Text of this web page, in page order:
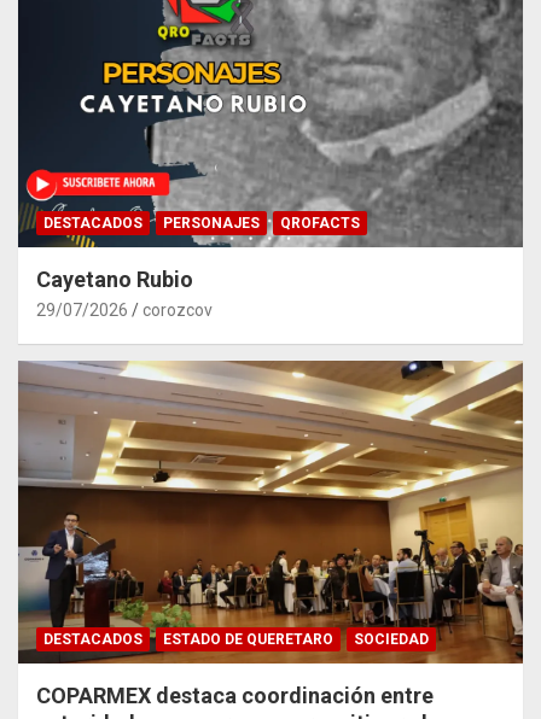
DESTACADOS PERSONAJES QROFACTS
Cayetano Rubio
29/07/2026 corozcov
DESTACADOS ESTADO DE QUERETARO SOCIEDAD
COPARMEX destaca coordinación entre